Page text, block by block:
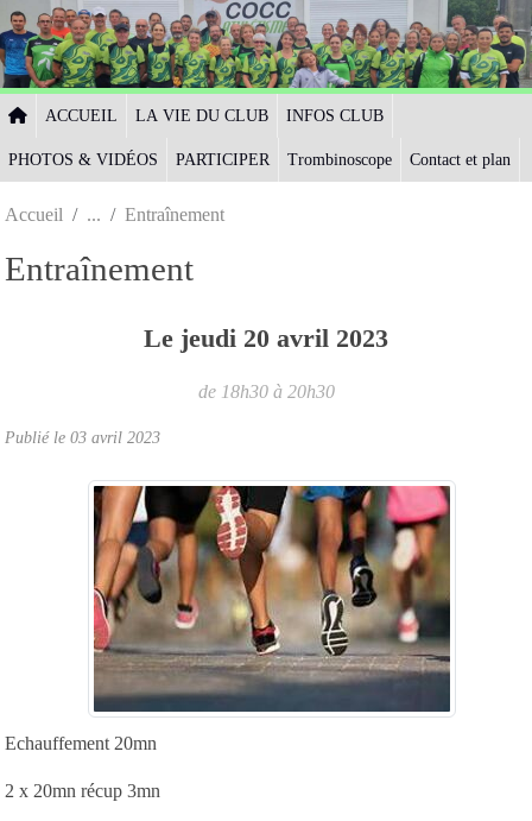
ACCUEIL LA VIE DU CLUB INFOS CLUB
PHOTOS & VIDÉOS PARTICIPER Trombinoscope Contact et plan
Accueil Entraînement
Entraînement
Le jeudi 20 avril 2023
de 18h30 à 20h30
Publié le 03 avril 2023
Echauffement 20mn
2 x 20mn récup 3mn
Panneau de gestion des cookies